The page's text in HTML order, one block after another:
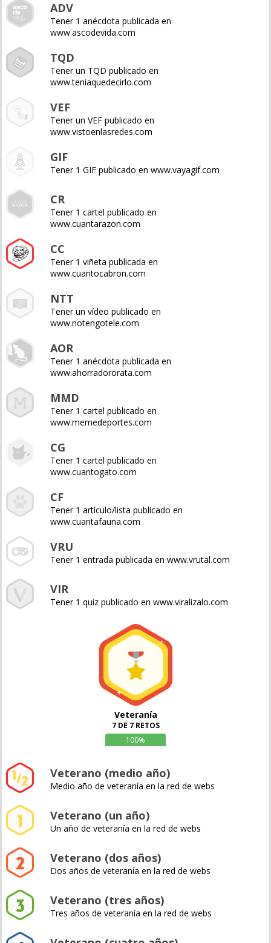
ADV
Tener 1 anécdota publicada en
www.ascodevida.com
TQD
Tener un TQD publicado en
www.teniaquedecirlo.com
VEF
Tener un VEF publicado en
www.vistoenlasredes.com
GIF
Tener 1 GIF publicado en www.vayagif.com
CR
Tener 1 cartel publicado en
www.cuantarazon.com
CC
Tener 1 viñeta publicada en
www.cuantocabron.com
NTT
Tener un vídeo publicado en
www.notengotele.com
AOR
Tener 1 anécdota publicada en
www.ahorradororata.com
MMD
Tener 1 cartel publicado en
www.memedeportes.com
CG
Tener 1 cartel publicado en
www.cuantogato.com
CF
Tener 1 artículo/lista publicado en
www.cuantafauna.com
VRU
Tener 1 entrada publicada en www.vrutal.com
VIR
Tener 1 quiz publicado en www.viralizalo.com
Veteranía
7 DE 7 RETOS
100%
Veterano (medio año)
Medio año de veteranía en la red de webs
Veterano (un año)
Un año de veteranía en la red de webs
Veterano (dos años)
Dos años de veteranía en la red de webs
Veterano (tres años)
Tres años de veteranía en la red de webs